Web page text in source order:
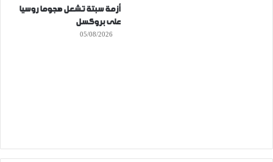
أزمة سبتة تشعل هجوما روسيا
على بروكسل
05/08/2026